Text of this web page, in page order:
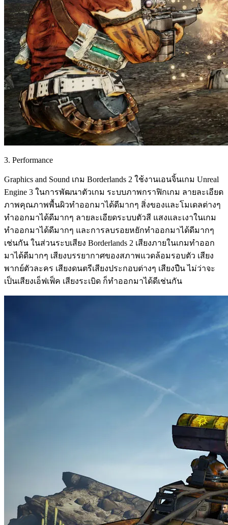
3. Performance
Graphics and Sound เกม Borderlands 2 ใช้งานเอนจิ้นเกม Unreal
Engine 3 ในการพัฒนาตัวเกม ระบบภาพกราฟิกเกม ลายละเอียด
ภาพคุณภาพพื้นผิวทำออกมาได้ดีมากๆ สิ่งของและโมเดลต่างๆ
ทำออกมาได้ดีมากๆ ลายละเอียดระบบตัวสี แสงและเงาในเกม
ทำออกมาได้ดีมากๆ และการลบรอยหยักทำออกมาได้ดีมากๆ
เช่นกัน ในส่วนระบเสียง Borderlands 2 เสียงภายในเกมทำออก
มาได้ดีมากๆ เสียงบรรยากาศของสภาพแวดล้อมรอบตัว เสียง
พากย์ตัวละคร เสียงดนตรีเสียงประกอบต่างๆ เสียงปืน ไม่ว่าจะ
เป็นเสียงเอ็ฟเฟ็ค เสียงระเบิด ก็ทำออกมาได้ดีเช่นกัน